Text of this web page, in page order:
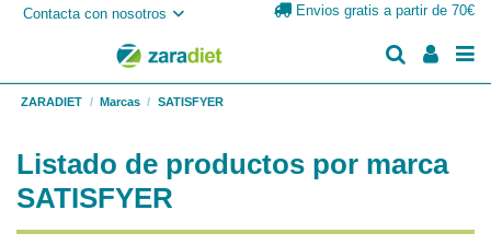
Contacta con nosotros Envios gratis a partir de 70€
ZARADIET Marcas SATISFYER
Listado de productos por marca
SATISFYER